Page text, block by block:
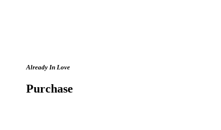
Already In Love
Purchase